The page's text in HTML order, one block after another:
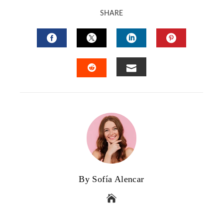
SHARE
FACEBOOKTWITTERLINKEDIN
By Sofía Alencar